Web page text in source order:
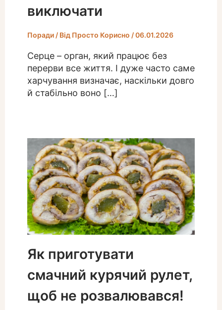
виключати
Поради/ Від Просто Корисно /06.01.2026
Серце – орган, який працює без
перерви все життя. І дуже часто саме
харчування визначає, наскільки довго
й стабільно воно […]
Як приготувати
смачний курячий рулет,
щоб не розвалювався!